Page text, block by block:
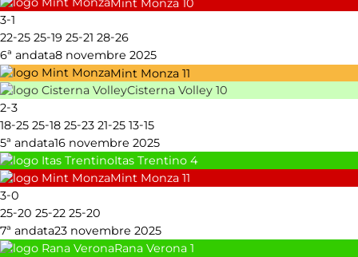
3-1
22-25 25-19 25-21 28-26
6ª andata8 novembre 2025
Mint Monza 11
Cisterna Volley 10
2-3
18-25 25-18 25-23 21-25 13-15
5ª andata16 novembre 2025
Itas Trentino 4
Mint Monza 11
3-0
25-20 25-22 25-20
7ª andata23 novembre 2025
Rana Verona 1